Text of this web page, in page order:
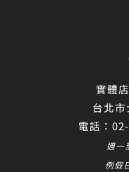
實體
台北
電話：
週一
例假